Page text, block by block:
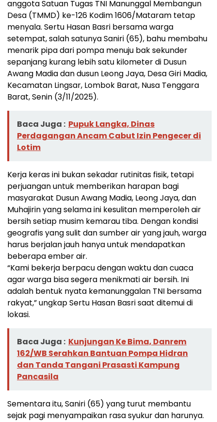
anggota Satuan Tugas TNI Manunggal Membangun
Desa (TMMD) ke-126 Kodim 1606/Mataram tetap
menyala. Sertu Hasan Basri bersama warga
setempat, salah satunya Saniri (65), bahu membahu
menarik pipa dari pompa menuju bak sekunder
sepanjang kurang lebih satu kilometer di Dusun
Awang Madia dan dusun Leong Jaya, Desa Giri Madia,
Kecamatan Lingsar, Lombok Barat, Nusa Tenggara
Barat, Senin (3/11/2025).
Baca Juga : Pupuk Langka, Dinas
Perdagangan Ancam Cabut Izin Pengecer di
Lotim
Kerja keras ini bukan sekadar rutinitas fisik, tetapi
perjuangan untuk memberikan harapan bagi
masyarakat Dusun Awang Madia, Leong Jaya, dan
Muhajirin yang selama ini kesulitan memperoleh air
bersih setiap musim kemarau tiba. Dengan kondisi
geografis yang sulit dan sumber air yang jauh, warga
harus berjalan jauh hanya untuk mendapatkan
beberapa ember air.
“Kami bekerja berpacu dengan waktu dan cuaca
agar warga bisa segera menikmati air bersih. Ini
adalah bentuk nyata kemanunggalan TNI bersama
rakyat,” ungkap Sertu Hasan Basri saat ditemui di
lokasi.
Baca Juga : Kunjungan Ke Bima, Danrem
162/WB Serahkan Bantuan Pompa Hidran
dan Tanda Tangani Prasasti Kampung
Pancasila
Sementara itu, Saniri (65) yang turut membantu
sejak pagi menyampaikan rasa syukur dan harunya.